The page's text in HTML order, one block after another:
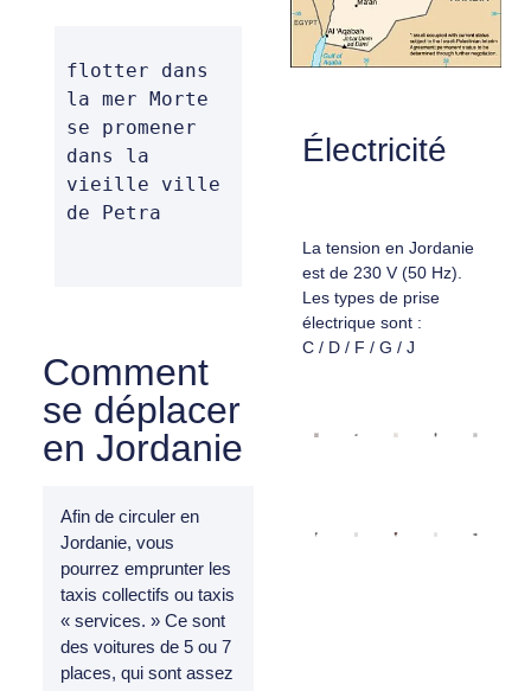
flotter dans
la mer Morte
se promener
dans la
vieille ville
de Petra
Comment
se déplacer
en Jordanie
Afin de circuler en
Jordanie, vous
pourrez emprunter les
taxis collectifs ou taxis
« services. » Ce sont
des voitures de 5 ou 7
places, qui sont assez
Électricité
La tension en Jordanie
est de 230 V (50 Hz).
Les types de prise
électrique sont :
C / D / F / G / J